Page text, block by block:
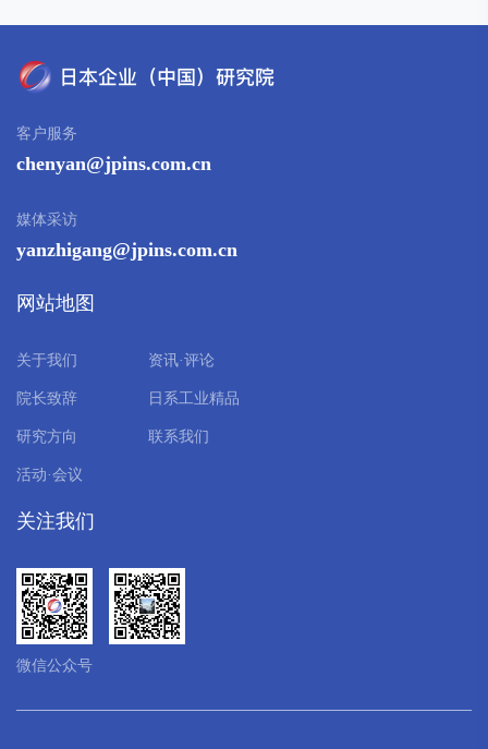
客户服务
chenyan@jpins.com.cn
媒体采访
yanzhigang@jpins.com.cn
网站地图
关于我们
院长致辞
研究方向
活动·会议
资讯·评论
日系工业精品
联系我们
关注我们
微信公众号